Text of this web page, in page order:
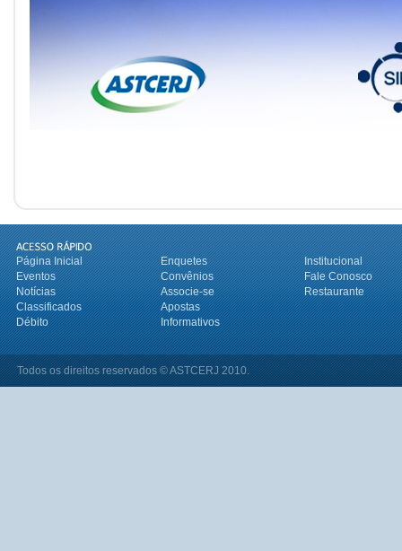
Página Inicial Enquetes
Institucional
Eventos
Convênios
Fale Conosco
Notícias
Associe-se
Restaurante
Classificados
Apostas
Débito
Informativos
Todos os direitos reservados © ASTCERJ 2010.